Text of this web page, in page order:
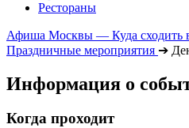
Рестораны
Афиша Москвы — Куда сходить
Праздничные мероприятия ➔
Информация о
Когда проходит